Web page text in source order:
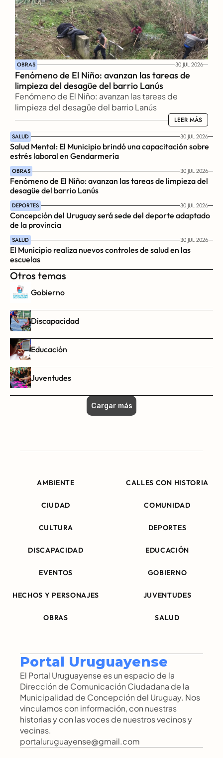
OBRAS 30 JUL 2026
Fenómeno de El Niño: avanzan las tareas de
limpieza del desagüe del barrio Lanús
Fenómeno de El Niño: avanzan las tareas de
limpieza del desagüe del barrio Lanús
LEER MÁS
LEER MÁS
SALUD 30 JUL 2026
Salud Mental: El Municipio brindó una capacitación sobre
estrés laboral en Gendarmería
OBRAS 30 JUL 2026
Fenómeno de El Niño: avanzan las tareas de limpieza del
desagüe del barrio Lanús
DEPORTES 30 JUL 2026
Concepción del Uruguay será sede del deporte adaptado
de la provincia
SALUD 30 JUL 2026
El Municipio realiza nuevos controles de salud en las
escuelas
Otros temas
Gobierno
Discapacidad
Educación
Juventudes
Cargar más
AMBIENTE CALLES CON HISTORIA
CIUDAD COMUNIDAD
CULTURA DEPORTES
DISCAPACIDAD EDUCACIÓN
EVENTOS GOBIERNO
HECHOS Y PERSONAJES JUVENTUDES
OBRAS SALUD
Portal Uruguayense
El Portal Uruguayense es un espacio de la
Dirección de Comunicación Ciudadana de la
Municipalidad de Concepción del Uruguay. Nos
vinculamos con información, con nuestras
historias y con las voces de nuestros vecinos y
vecinas.
portaluruguayense@gmail.com